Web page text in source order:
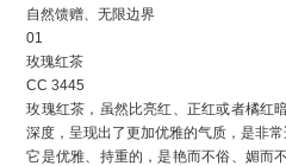
自然馈赠、无限边界
01
玫瑰红茶
CC 3445
玫瑰红茶，虽然比亮红、正红或者橘红
深度，呈现出了更加优雅的气质，是非常
它是优雅、持重的，是艳而不俗、媚而